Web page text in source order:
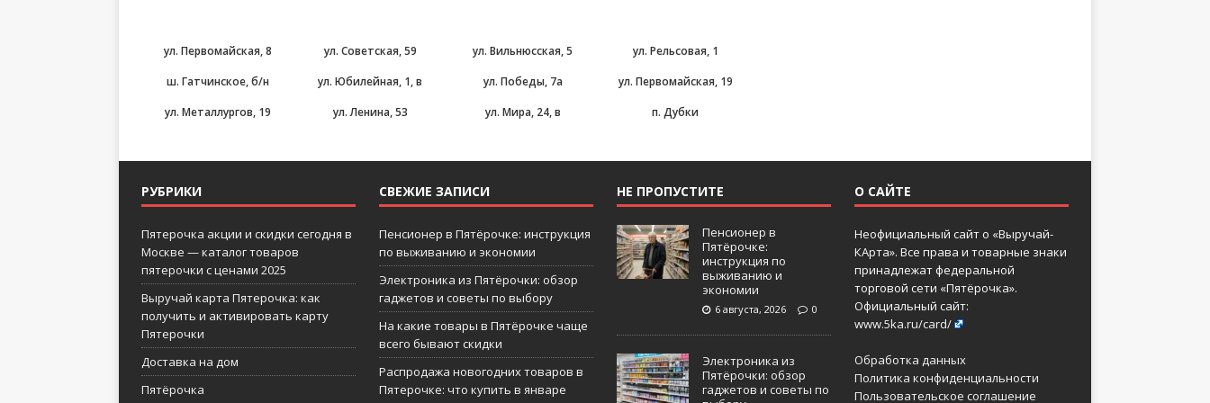
ул. Первомайская, 8 ул. Советская, 59 ул. Вильнюсская, 5
ул. Рельсовая, 1
ш. Гатчинское, б/н
ул. Юбилейная, 1, в ул. Победы, 7а
ул. Первомайская, 19
ул. Металлургов, 19
ул. Ленина, 53 ул. Мира, 24, в п. Дубки
РУБРИКИ
Пятерочка акции и скидки сегодня в
Москве — каталог товаров
пятерочки с ценами 2025
Выручай карта Пятерочка: как
получить и активировать карту
Пятерочки
Доставка на дом
Пятёрочка
СВЕЖИЕ ЗАПИСИ
Пенсионер в Пятёрочке: инструкция
по выживанию и экономии
Электроника из Пятёрочки: обзор
гаджетов и советы по выбору
На какие товары в Пятёрочке чаще
всего бывают скидки
Распродажа новогодних товаров в
Пятерочке: что купить в январе
НЕ ПРОПУСТИТЕ
Пенсионер в
Пятёрочке:
инструкция по
выживанию и
экономии
6 августа, 2026 0
Электроника из
Пятёрочки: обзор
гаджетов и советы по
О САЙТЕ
Неофициальный сайт о «Выручай-
КАрта». Все права и товарные знаки
принадлежат федеральной
торговой сети «Пятёрочка».
Официальный сайт:
www.5ka.ru/card/
Обработка данных
Политика конфиденциальности
Пользовательское соглашение